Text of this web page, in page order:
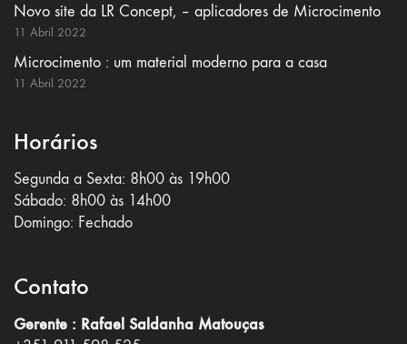
Novo site da LR Concept, – aplicadores de Microcimento
11 Abril 2022
Microcimento : um material moderno para a casa
11 Abril 2022
Horários
Segunda a Sexta: 8h00 às 19h00
Sábado: 8h00 às 14h00
Domingo: Fechado
Contato
Gerente : Rafael Saldanha Matouças